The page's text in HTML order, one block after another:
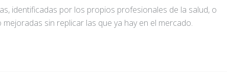
identificadas por los propios profesionales de la salud, o
sin replicar las que ya hay en el mercado.